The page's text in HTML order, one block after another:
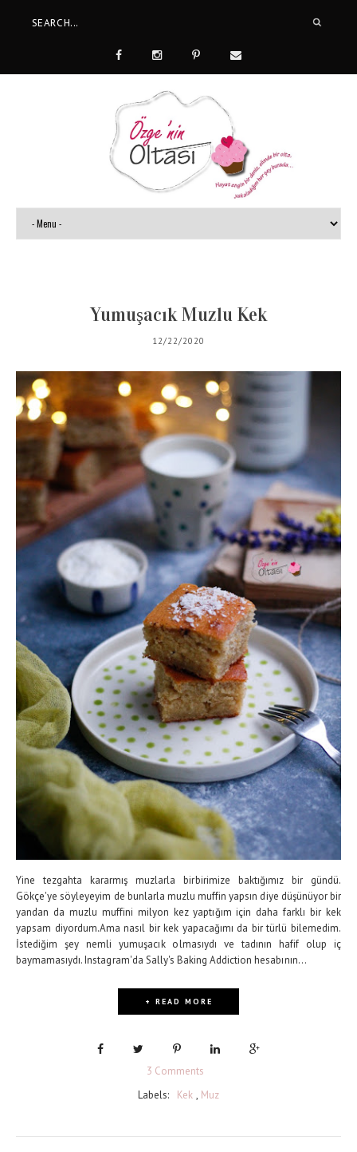
Yumuşacık Muzlu Kek
12/22/2020
Yine tezgahta kararmış muzlarla birbirimize baktığımız bir gündü.
Gökçe'ye söyleyeyim de bunlarla muzlu muffin yapsın diye düşünüyor bir
yandan da muzlu muffini milyon kez yaptığım için daha farklı bir kek
yapsam diyordum.Ama nasıl bir kek yapacağımı da bir türlü bilemedim.
İstediğim şey nemli yumuşacık olmasıydı ve tadının hafif olup iç
baymamasıydı. Instagram'da Sally's Baking Addiction hesabının...
+ READ MORE
3 Comments
Labels:
Kek , Muz